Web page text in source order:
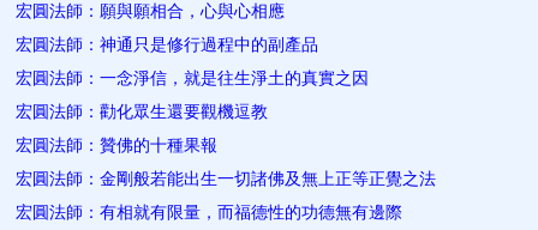
宏圓法師：願與願相合，心與心相應
宏圓法師：神通只是修行過程中的副產品
宏圓法師：一念淨信，就是往生淨土的真實之因
宏圓法師：勸化眾生還要觀機逗教
宏圓法師：贊佛的十種果報
宏圓法師：金剛般若能出生一切諸佛及無上正等正覺之法
宏圓法師：有相就有限量，而福德性的功德無有邊際